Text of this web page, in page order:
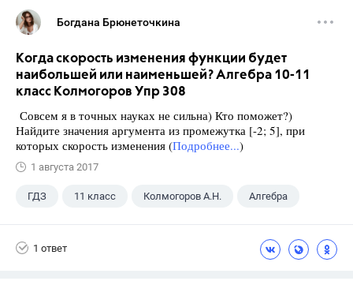
Богдана Брюнеточкина
Когда скорость изменения функции будет
наибольшей или наименьшей? Алгебра 10-11
класс Колмогоров Упр 308
Совсем я в точных науках не сильна) Кто поможет?)
Найдите значения аргумента из промежутка [-2; 5], при
которых скорость изменения (Подробнее...)
1 августа 2017
ГДЗ 11 класс Колмогоров А.Н. Алгебра
1 ответ